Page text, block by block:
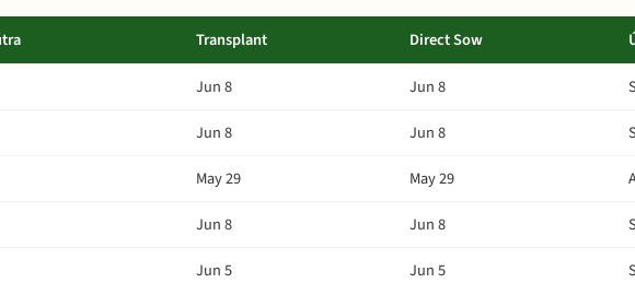
Transplant Direct Sow
Jun 8 Jun 8
Jun 8
Jun 8
May 29
May 29
Jun 8
Jun 8
Jun 5
Jun 5